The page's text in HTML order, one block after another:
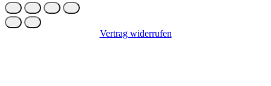
Vertrag widerrufen